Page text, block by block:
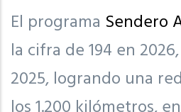
El programa Sendero
la cifra de 194 en
2025, logrando una